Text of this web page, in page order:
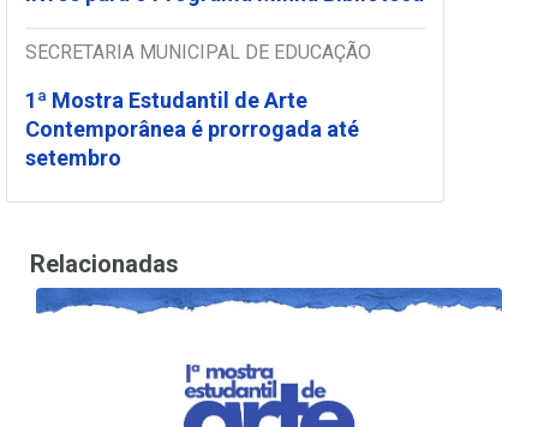
SECRETARIA MUNICIPAL DE EDUCAÇÃO
1ª Mostra Estudantil de Arte
Contemporânea é prorrogada até
setembro
Relacionadas